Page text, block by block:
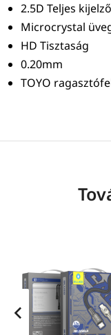
2.5D Teljes
Microcrystal
HD Tisztaság
0.20mm
TOYO